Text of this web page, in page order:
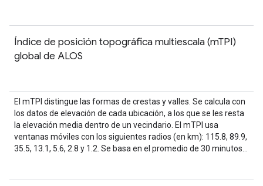
Índice de posición topográfica multiescala (mTPI)
global de ALOS
El mTPI distingue las formas de crestas y valles. Se calcula con
los datos de elevación de cada ubicación, a los que se les resta
la elevación media dentro de un vecindario. El mTPI usa
ventanas móviles con los siguientes radios (en km): 115.8, 89.9,
35.5, 13.1, 5.6, 2.8 y 1.2. Se basa en el promedio de 30 minutos…